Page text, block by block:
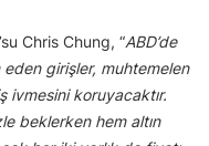
Chris Chung, “ABD’de
girişler, muhtemelen
ivmesini koruyacaktır.
beklerken hem altın